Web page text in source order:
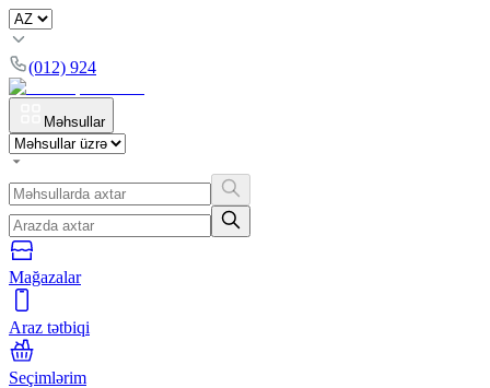
(012) 924
Məhsullar
Mağazalar
Araz tətbiqi
Seçimlərim